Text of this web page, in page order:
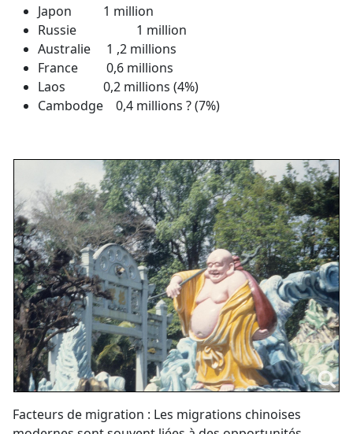
Japon 1 million
Russie 1 million
Australie 1 ,2 millions
France 0,6 millions
Laos 0,2 millions (4%)
Cambodge 0,4 millions ? (7%)
Facteurs de migration : Les migrations chinoises